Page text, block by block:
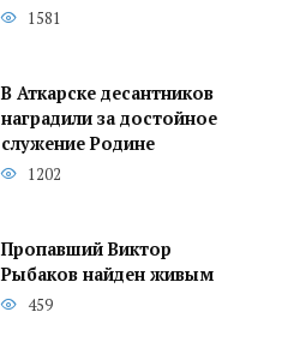
1581
В Аткарске десантников
наградили за достойное
служение Родине
1202
Пропавший Виктор
Рыбаков найден живым
459